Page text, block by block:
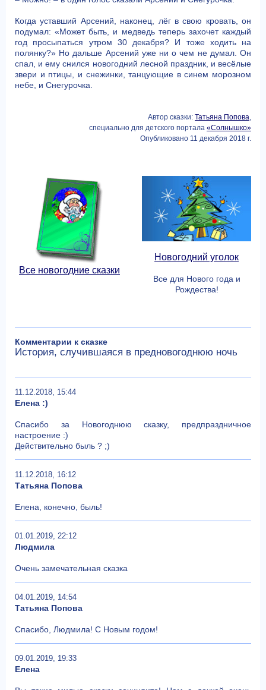
Когда уставший Арсений, наконец, лёг в свою кровать, он
подумал: «Может быть, и медведь теперь захочет каждый
год просыпаться утром 30 декабря? И тоже ходить на
полянку?» Но дальше Арсений уже ни о чем не думал. Он
спал, и ему снился новогодний лесной праздник, и весёлые
звери и птицы, и снежинки, танцующие в синем морозном
небе, и Снегурочка.
Автор сказки: Татьяна Попова
специально для детского портала «Солнышко»
Опубликовано 11 декабря 2018 г.
Все новогодние сказки
Новогодний уголок
Все для Нового года и
Рождества!
Комментарии к сказке
История, случившаяся в предновогоднюю ночь
11.12.2018, 15:44
Елена :)
Спасибо за Новогоднюю сказку, предпраздничное
настроение :)
Действительно быль ? ;)
11.12.2018, 16:12
Татьяна Попова
Елена, конечно, быль!
01.01.2019, 22:12
Людмила
Очень замечательная сказка
04.01.2019, 14:54
Татьяна Попова
Спасибо, Людмила! С Новым годом!
09.01.2019, 19:33
Елена